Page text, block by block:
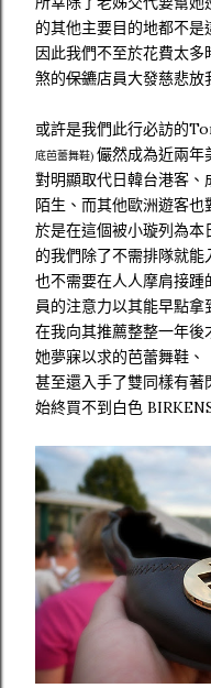
的其他主要目的地都不是
因此我們不至於花費太
煞的保鑣店員大發慈悲放
或許是我們此行必訪的
底芭蕾舞鞋) 儼然成為近兩
對明顯取代日韓台港客
陌生、而其他歐洲遊客也
於是在這個被小璇列為
的我們除了不需排隊就能
也不需要在人人摩肩接
員的注意力以其能早點
在我向其推薦整整一年後
她夢寐以求的芭蕾舞鞋、
甚至還入手了雙同樣有
始終買不到白色